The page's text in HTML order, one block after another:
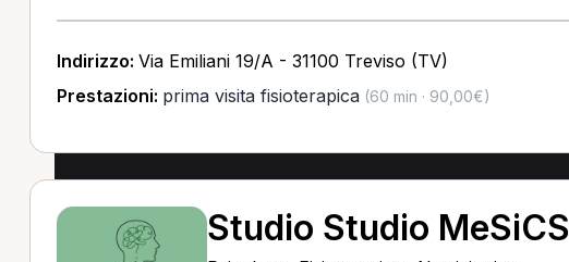
Indirizzo: Via Emiliani 19/A - 31100 Treviso (TV)
Prestazioni: prima visita fisioterapica(60 min · 90,00€)
Studio Studio MeSiCS